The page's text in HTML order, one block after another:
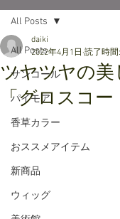
All Posts
サンコール
パイモア
香草カラー
おススメアイテム
新商品
ウィッグ
All Posts
ツヤツヤの
「グロスコー
daiki
2022年4月1日 読了時間